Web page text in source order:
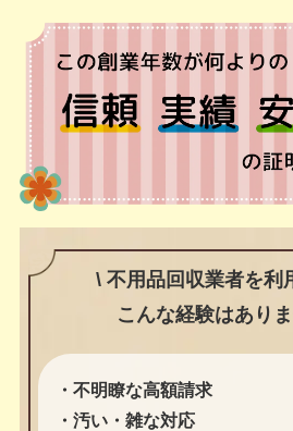
\ 不用品回収業者を利
こんな経験はあり
・不明瞭な高額請求
・汚い・雑な対応